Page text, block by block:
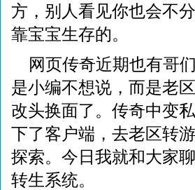
方，别人看见你也会不
靠宝宝生存的。
网页传奇近期也有哥
是小编不想说，而是老
改头换面了。传奇中变
下了客户端，去老区转
探索。今日我就和大家
转生系统。